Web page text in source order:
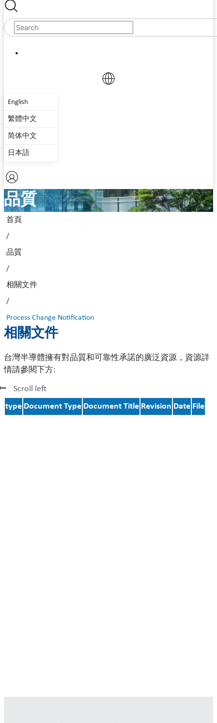
English
繁體中文
简体中文
日本語
品質
首頁
/
品質
/
相關文件
/
Process Change Notification
相關文件
台灣半導體擁有對品質和可靠性承諾的廣泛資源，資源詳
情請參閱下方:
Scroll left
type Document Type Document Title Revision Date File